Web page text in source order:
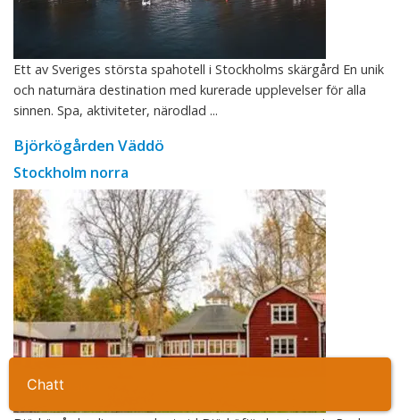
Ta kontakt
Ett av Sveriges största spahotell i Stockholms skärgård En unik
och naturnära destination med kurerade upplevelser för alla
sinnen. Spa, aktiviteter, närodlad ...
Björkögården Väddö
Stockholm norra